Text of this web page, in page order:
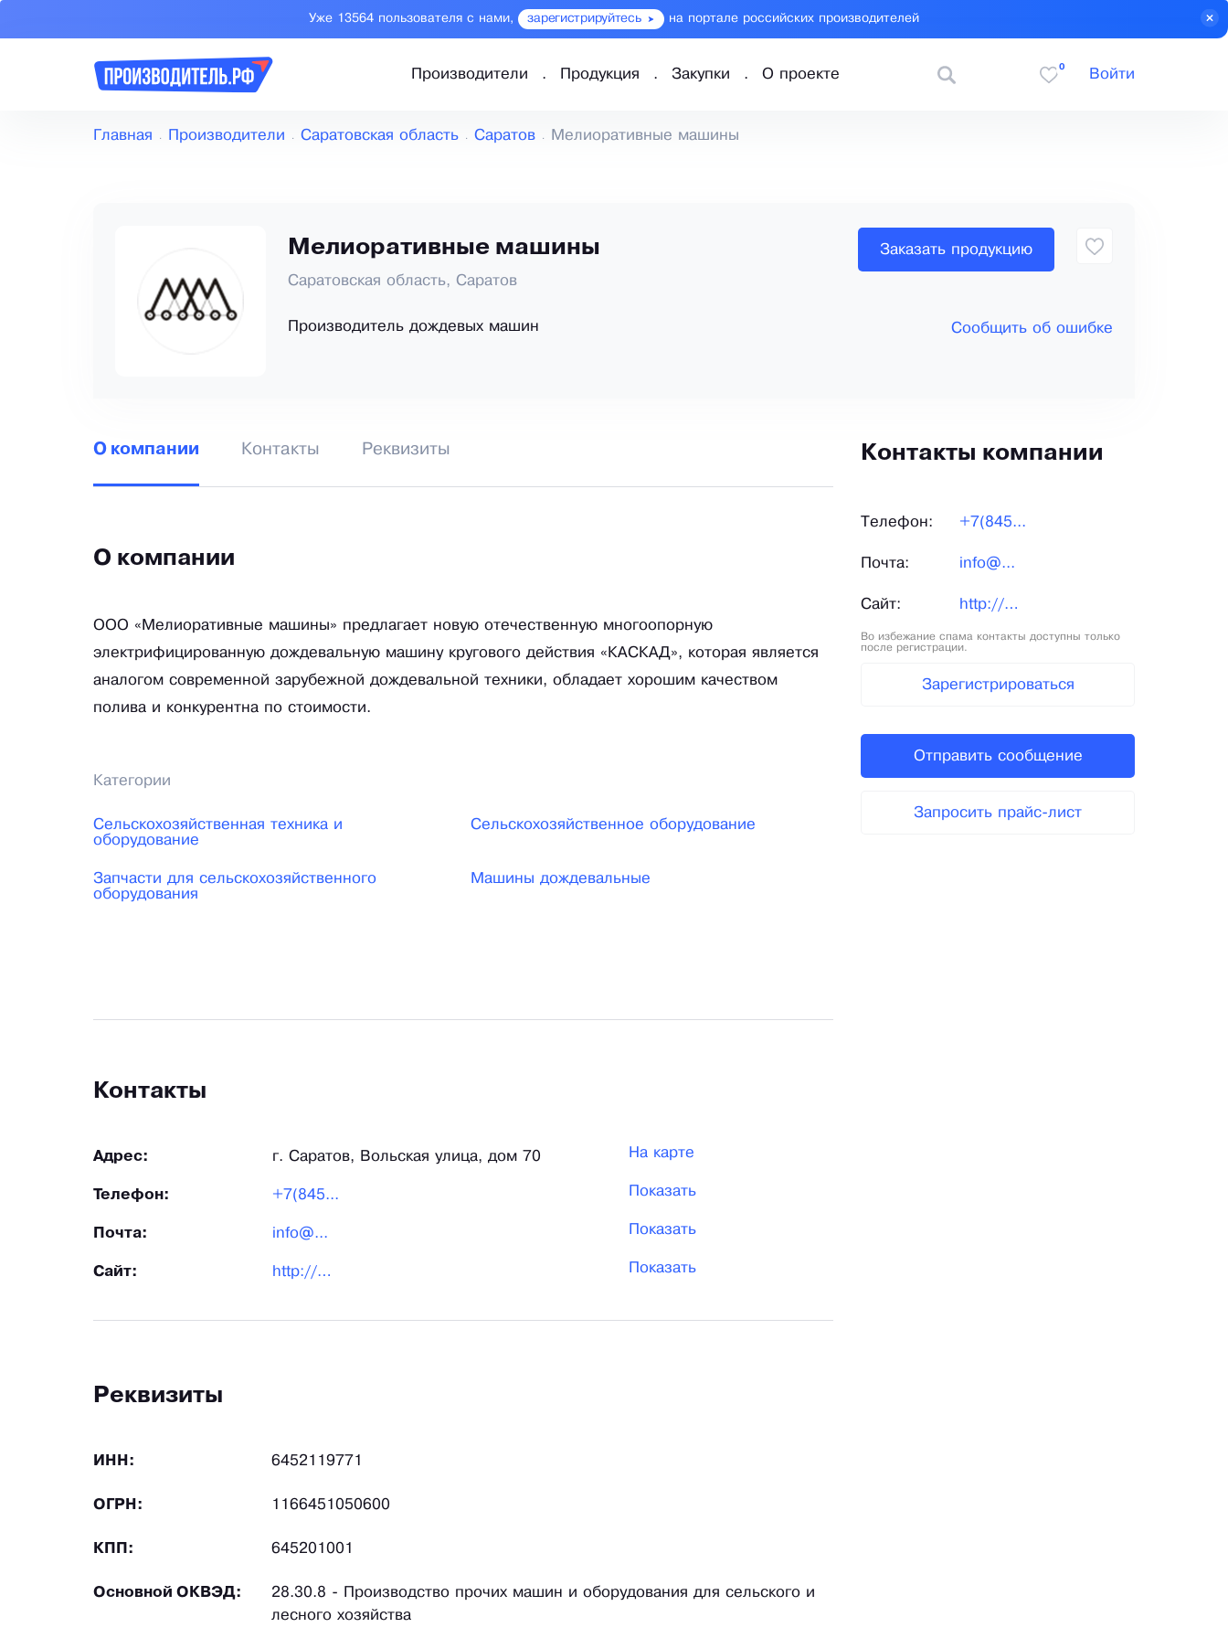
Уже 13564 пользователя с нами, зарегистрируйтесь на портале российских производителей
Производители Продукция Закупки О проекте
0
Войти
Главная Производители Саратовская область Саратов Мелиоративные машины
Мелиоративные машины
Саратовская область, Саратов
Производитель дождевых машин
Заказать продукцию
Сообщить об ошибке
О компании Контакты Реквизиты
О компании
ООО «Мелиоративные машины» предлагает новую отечественную многоопорную
электрифицированную дождевальную машину кругового действия «КАСКАД», которая является
аналогом современной зарубежной дождевальной техники, обладает хорошим качеством
полива и конкурентна по стоимости.
Категории
Сельскохозяйственная техника и
оборудование
Сельскохозяйственное оборудование
Запчасти для сельскохозяйственного
оборудования
Машины дождевальные
Контакты
Адрес: г. Саратов, Вольская улица, дом 70 На карте
Телефон: +7(845... Показать
Почта: info@... Показать
Сайт: http://meliomash.ru/ Показать
Реквизиты
ИНН: 6452119771
ОГРН: 1166451050600
КПП: 645201001
Основной ОКВЭД:
28.30.8 - Производство прочих машин и оборудования для сельского и
лесного хозяйства
Контакты компании
Телефон: +7(845...
Почта: info@...
Сайт: http://meliomash.ru/
Во избежание спама контакты доступны только
после регистрации.
Зарегистрироваться
Отправить сообщение
Запросить прайс-лист